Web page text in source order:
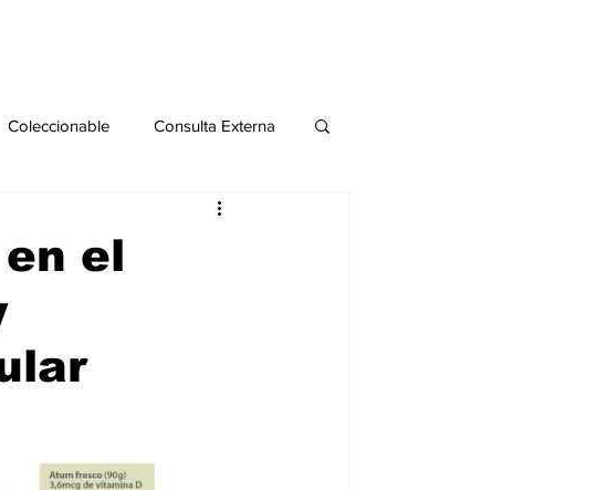
Coleccionable Consulta Externa
Publicaciones
especial
la diabetes
el